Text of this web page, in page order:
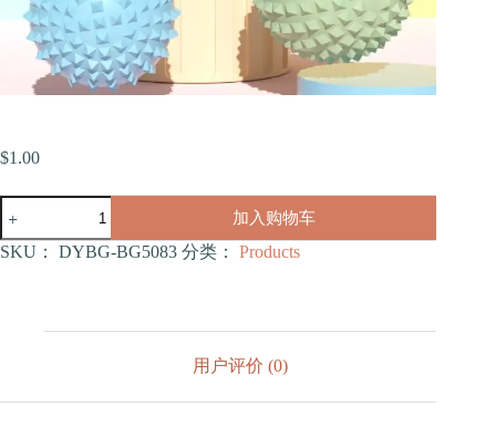
$1.00
物
玩
加入购物车
SKU： DYBG-BG5083 分类： Products
用户评价 (0)